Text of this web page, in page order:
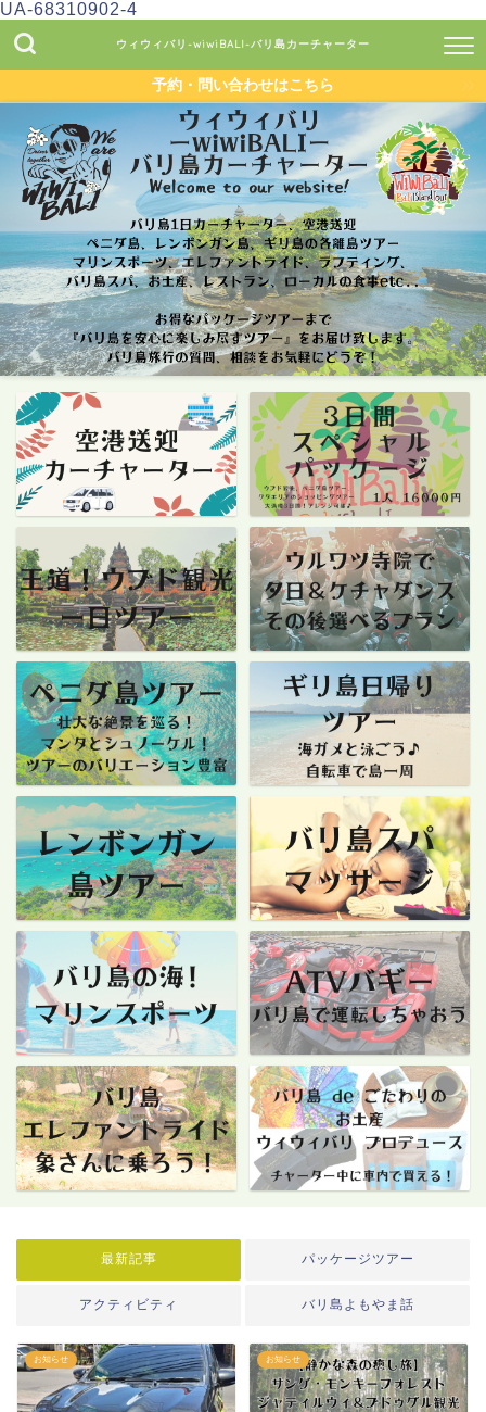
UA-68310902-4
ウィウィバリ-wiwiBALI-バリ島カーチャーター
予約・問い合わせはこちら
最新記事 パッケージツアー
アクティビティ バリ島よもやま話
お知らせ お知らせ